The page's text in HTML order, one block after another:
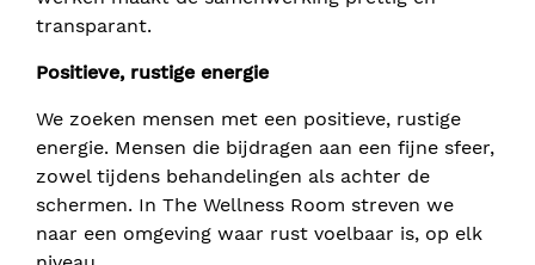
transparant.
Positieve, rustige energie
We zoeken mensen met een positieve, rustige
energie. Mensen die bijdragen aan een fijne sfeer,
zowel tijdens behandelingen als achter de
schermen. In The Wellness Room streven we
naar een omgeving waar rust voelbaar is, op elk